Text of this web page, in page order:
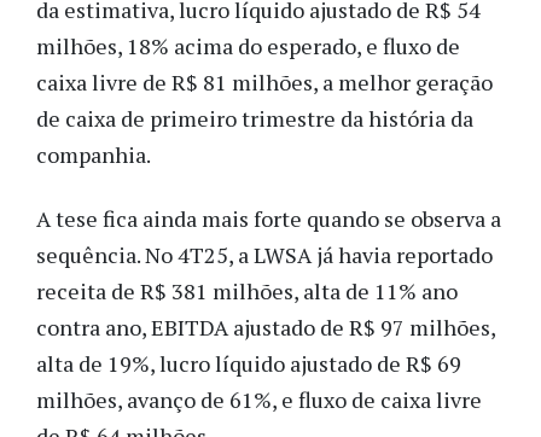
da estimativa, lucro líquido ajustado de R$ 54
milhões, 18% acima do esperado, e fluxo de
caixa livre de R$ 81 milhões, a melhor geração
de caixa de primeiro trimestre da história da
companhia.
A tese fica ainda mais forte quando se observa a
sequência. No 4T25, a LWSA já havia reportado
receita de R$ 381 milhões, alta de 11% ano
contra ano, EBITDA ajustado de R$ 97 milhões,
alta de 19%, lucro líquido ajustado de R$ 69
milhões, avanço de 61%, e fluxo de caixa livre